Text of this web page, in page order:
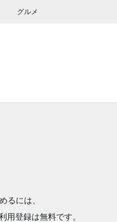
グルメ
るには、
用登録は無料です。